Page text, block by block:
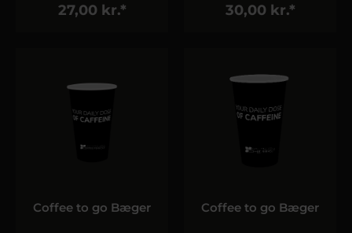
27,00 kr.* 30,00 kr.*
Coffee to go Bæger Coffee to go Bæger